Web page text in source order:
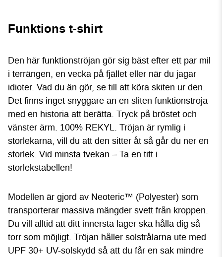
Funktions t-shirt
Den här funktionströjan gör sig bäst efter ett par mil
i terrängen, en vecka på fjället eller när du jagar
idioter. Vad du än gör, se till att köra skiten ur den.
Det finns inget snyggare än en sliten funktionströja
med en historia att berätta. Tryck på bröstet och
vänster ärm. 100% REKYL. Tröjan är rymlig i
storlekarna, vill du att den sitter åt så går du ner en
storlek. Vid minsta tvekan – Ta en titt i
storlekstabellen!
Modellen är gjord av Neoteric™ (Polyester) som
transporterar massiva mängder svett från kroppen.
Du vill alltid att ditt innersta lager ska hålla dig så
torr som möjligt. Tröjan håller solstrålarna ute med
UPF 30+ UV-solskydd så att du får en sak mindre